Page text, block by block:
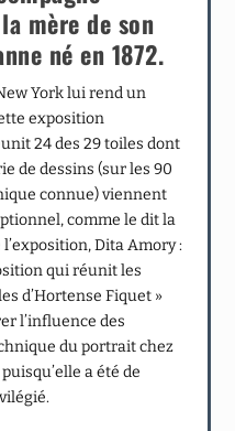
mère de son
né en 1872.
York lui rend un
exposition
24 des 29 toiles dont
de dessins (sur les 90
connue) viennent
comme le dit la
Dita Amory :
qui réunit les
d’Hortense Fiquet »
l’influence des
du portrait chez
a été de